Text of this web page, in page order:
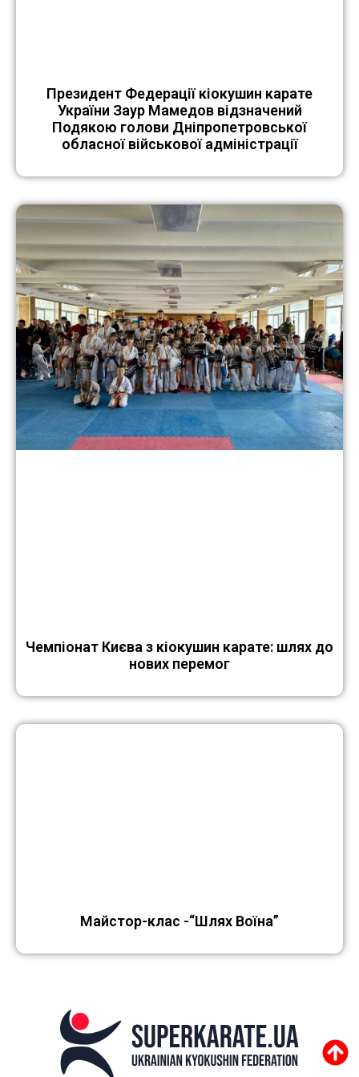
Президент Федерації кіокушин карате
України Заур Мамедов відзначений
Подякою голови Дніпропетровської
обласної військової адміністрації
Чемпіонат Києва з кіокушин карате: шлях до
нових перемог
Майстор-клас -“Шлях Воїна”